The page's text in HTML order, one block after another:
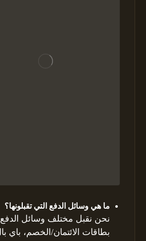
ما هي وسائل الدفع التي تقبلونها؟
نحن نقبل مختلف وسائل
بطاقات الائتمان/الخصم، باي